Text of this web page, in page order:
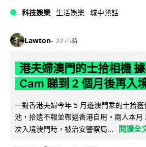
科技娛樂 生活娛樂 城中熱話
Lawton 22 小時
港夫婦澳門的士拾相機
Cam 睇到 2 個月後再入
一對香港夫婦今年 5 月遊澳門乘的士拾
池，拾遺不報並帶返香港自用。兩人本
次入境澳門時，被治安警察局...
閱讀全